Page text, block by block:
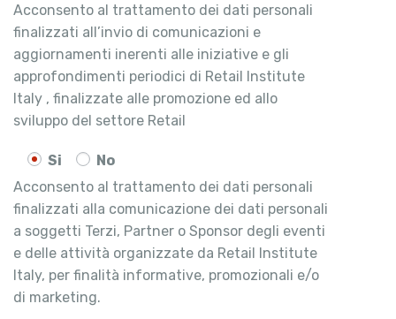
Acconsento al trattamento dei dati personali
finalizzati all’invio di comunicazioni e
aggiornamenti inerenti alle iniziative e gli
approfondimenti periodici di Retail Institute
Italy , finalizzate alle promozione ed allo
sviluppo del settore Retail
Si
No
Acconsento al trattamento dei dati personali
finalizzati alla comunicazione dei dati personali
a soggetti Terzi, Partner o Sponsor degli eventi
e delle attività organizzate da Retail Institute
Italy, per finalità informative, promozionali e/o
di marketing.